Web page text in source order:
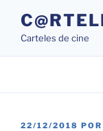
contenido
Carteles de cine
PUBLICADO
22/12/2018 POR